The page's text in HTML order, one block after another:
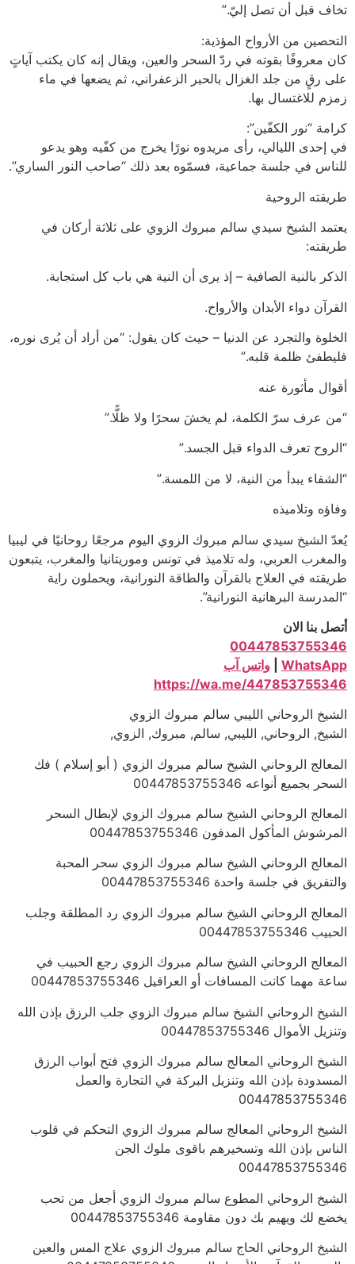
تخاف قبل أن تصل إليّ.”
التحصين من الأرواح المؤذية:
كان معروفًا بقوته في ردّ السحر والعين، ويقال إنه كان يكتب آياتٍ
على رقٍ من جلد الغزال بالحبر الزعفراني، ثم يضعها في ماء
زمزم للاغتسال بها.
كرامة “نور الكفّين”:
في إحدى الليالي، رأى مريدوه نورًا يخرج من كفّيه وهو يدعو
للناس في جلسة جماعية، فسمّوه بعد ذلك “صاحب النور الساري”.
طريقته الروحية
يعتمد الشيخ سيدي سالم مبروك الزوي على ثلاثة أركان في
طريقته:
الذكر بالنية الصافية – إذ يرى أن النية هي باب كل استجابة.
القرآن دواء الأبدان والأرواح.
الخلوة والتجرد عن الدنيا – حيث كان يقول: “من أراد أن يُرى نوره،
فليطفئ ظلمة قلبه.”
أقوال مأثورة عنه
“من عرف سرّ الكلمة، لم يخشَ سحرًا ولا ظلًّا.”
“الروح تعرف الدواء قبل الجسد.”
“الشفاء يبدأ من النية، لا من اللمسة.”
وفاؤه وتلاميذه
يُعدّ الشيخ سيدي سالم مبروك الزوي اليوم مرجعًا روحانيًا في ليبيا
والمغرب العربي، وله تلاميذ في تونس وموريتانيا والمغرب، يتبعون
طريقته في العلاج بالقرآن والطاقة النورانية، ويحملون راية
“المدرسة البرهانية النورانية”.
أتصل بنا الان
00447853755346
WhatsApp
واتس آب
https://wa.me/447853755346
الشيخ الروحاني الليبي سالم مبروك الزوي
الشيخ, الروحاني, الليبي, سالم, مبروك, الزوي,
المعالج الروحاني الشيخ سالم مبروك الزوي ( أبو إسلام ) فك
السحر بجميع أنواعه 00447853755346
المعالج الروحاني الشيخ سالم مبروك الزوي لإبطال السحر
المرشوش المأكول المدفون 00447853755346
المعالج الروحاني الشيخ سالم مبروك الزوي سحر المحبة
والتفريق في جلسة واحدة 00447853755346
المعالج الروحاني الشيخ سالم مبروك الزوي رد المطلقة وجلب
الحبيب 00447853755346
المعالج الروحاني الشيخ سالم مبروك الزوي رجع الحبيب في
ساعة مهما كانت المسافات أو العراقيل 00447853755346
الشيخ الروحاني الشيخ سالم مبروك الزوي جلب الرزق بإذن الله
وتنزيل الأموال 00447853755346
الشيخ الروحاني المعالج سالم مبروك الزوي فتح أبواب الرزق
المسدودة بإذن الله وتنزيل البركة في التجارة والعمل
00447853755346
الشيخ الروحاني المعالج سالم مبروك الزوي التحكم في قلوب
الناس بإذن الله وتسخيرهم باقوى ملوك الجن
00447853755346
الشيخ الروحاني المطوع سالم مبروك الزوي أجعل من تحب
يخضع لك ويهيم بك دون مقاومة 00447853755346
الشيخ الروحاني الحاج سالم مبروك الزوي علاج المس والعين